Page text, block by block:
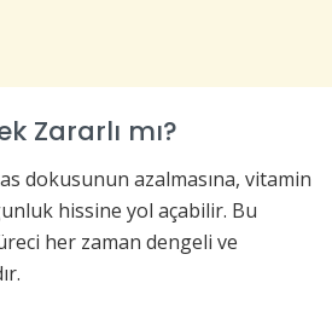
Zararlı mı?
dokusunun azalmasına, vitamin
hissine yol açabilir. Bu
her zaman dengeli ve